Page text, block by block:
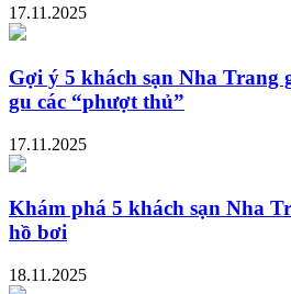
17.11.2025
Gợi ý 5 khách sạn Nha Trang
gu các “phượt thủ”
17.11.2025
Khám phá 5 khách sạn Nha
hồ bơi
18.11.2025